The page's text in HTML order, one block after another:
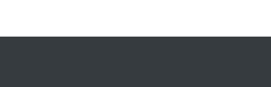
vuelo directo de Hainan